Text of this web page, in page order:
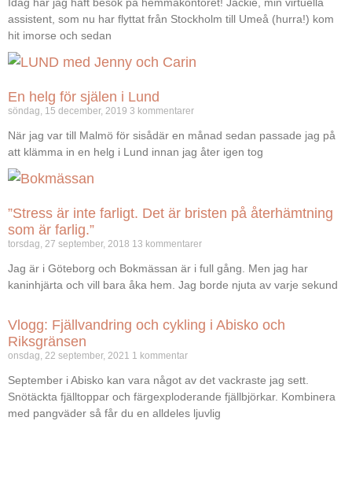
assistent, som nu har flyttat från Stockholm till Umeå (hurra!) kom
hit imorse och sedan
En helg för själen i Lund
söndag, 15 december, 2019 3 kommentarer
När jag var till Malmö för sisådär en månad sedan passade jag på
att klämma in en helg i Lund innan jag åter igen tog
”Stress är inte farligt. Det är bristen på återhämtning
som är farlig.”
torsdag, 27 september, 2018 13 kommentarer
Jag är i Göteborg och Bokmässan är i full gång. Men jag har
kaninhjärta och vill bara åka hem. Jag borde njuta av varje sekund
Vlogg: Fjällvandring och cykling i Abisko och
Riksgränsen
onsdag, 22 september, 2021 1 kommentar
September i Abisko kan vara något av det vackraste jag sett.
Snötäckta fjälltoppar och färgexploderande fjällbjörkar. Kombinera
med pangväder så får du en alldeles ljuvlig